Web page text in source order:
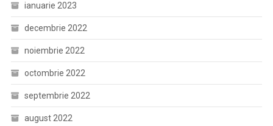
ianuarie 2023
decembrie 2022
noiembrie 2022
octombrie 2022
septembrie 2022
august 2022